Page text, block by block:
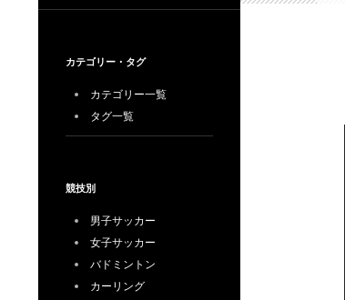
カテゴリー・タグ
カテゴリー一覧
タグ一覧
競技別
男子サッカー
女子サッカー
バドミントン
カーリング